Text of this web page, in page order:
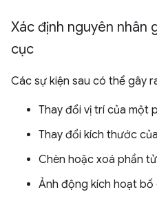
Xác định nguyên nhân
cục
Các sự kiện sau có thể gây
Thay đổi vị trí của một
Thay đổi kích thước
Chèn hoặc xoá phần
Ảnh động kích hoạt bố